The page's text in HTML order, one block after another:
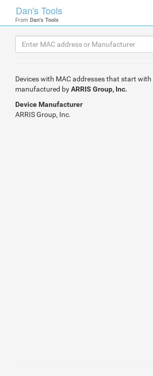
Dan's Tools
From Dan's Tools
Devices with MAC addresses that start with
manufactured byARRIS Group, Inc.
Device Manufacturer
ARRIS Group, Inc.